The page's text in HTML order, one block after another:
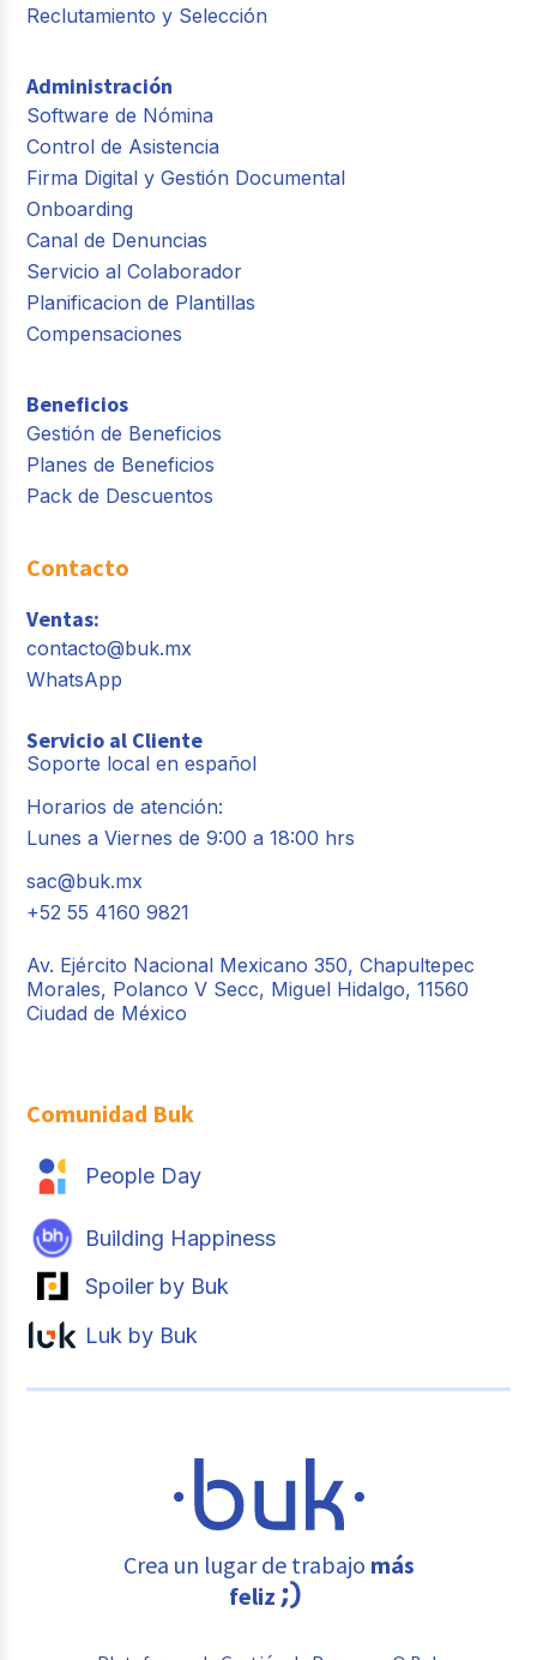
Reclutamiento y Selección
Administración
Software de Nómina
Control de Asistencia
Firma Digital y Gestión Documental
Onboarding
Canal de Denuncias
Servicio al Colaborador
Planificacion de Plantillas
Compensaciones
Beneficios
Gestión de Beneficios
Planes de Beneficios
Pack de Descuentos
Contacto
Ventas:
contacto@buk.mx
WhatsApp
Servicio al Cliente
Soporte local en español
Horarios de atención:
Lunes a Viernes de 9:00 a 18:00 hrs
sac@buk.mx
+52 55 4160 9821
Av. Ejército Nacional Mexicano 350, Chapultepec
Morales, Polanco V Secc, Miguel Hidalgo, 11560
Ciudad de México
Comunidad Buk
People Day
Building Happiness
Spoiler by Buk
Luk by Buk
Crea un lugar de trabajo más
feliz